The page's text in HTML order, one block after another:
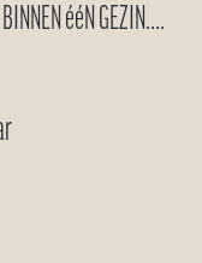
BINNEN ééN GEZIN….